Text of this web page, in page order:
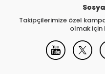
Takipçilerimize özel
olmak için